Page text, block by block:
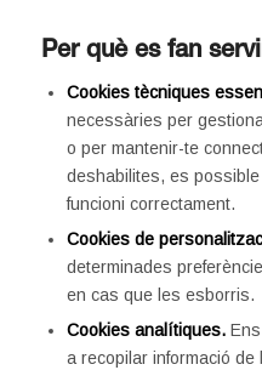
Per què es fan
Cookies tècniques
necessàries per
o per mantenir-te
deshabilites, es
funcioni correctament.
Cookies de
determinades
en cas que les esborris.
Cookies analítiques.Ens
a recopilar informació